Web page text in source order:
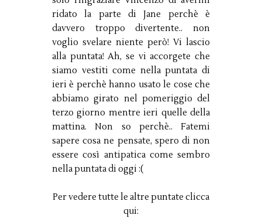
ridato la parte di Jane perchè è
davvero troppo divertente.. non
voglio svelare niente però! Vi lascio
alla puntata! Ah, se vi accorgete che
siamo vestiti come nella puntata di
ieri è perchè hanno usato le cose che
abbiamo girato nel pomeriggio del
terzo giorno mentre ieri quelle della
mattina. Non so perchè.. Fatemi
sapere cosa ne pensate, spero di non
essere così antipatica come sembro
nella puntata di oggi :(
Per vedere tutte le altre puntate clicca
qui: